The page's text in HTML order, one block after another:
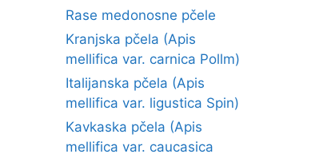
Rase medonosne pčele
Kranjska pčela (Apis
mellifica var. carnica Pollm)
Italijanska pčela (Apis
mellifica var. ligustica Spin)
Kavkaska pčela (Apis
mellifica var. caucasica